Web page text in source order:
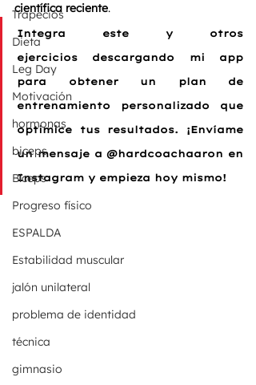
Trapecios
Dieta
Leg Day
Motivación
hormonas
biceps
Bíceps
Progreso físico
ESPALDA
Estabilidad muscular
jalón unilateral
problema de identidad
técnica
gimnasio
científica reciente.
Integra este y otros
ejercicios descargando mi app
para obtener un plan de
entrenamiento personalizado que
optimice tus resultados. ¡Envíame
un mensaje a @hardcoachaaron en
Instagram y empieza hoy mismo!